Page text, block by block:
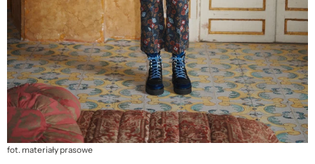
fot. materiały prasowe